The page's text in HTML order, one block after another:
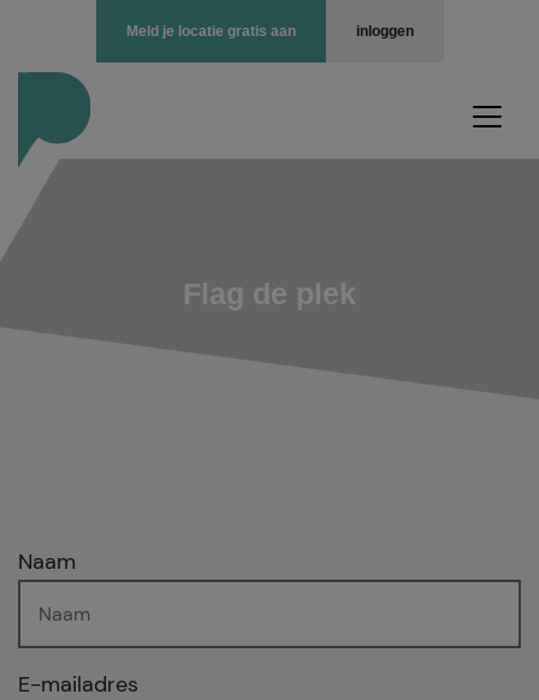
inloggen
Meld je locatie gratis aan
Flag de plek
Naam
E-mailadres